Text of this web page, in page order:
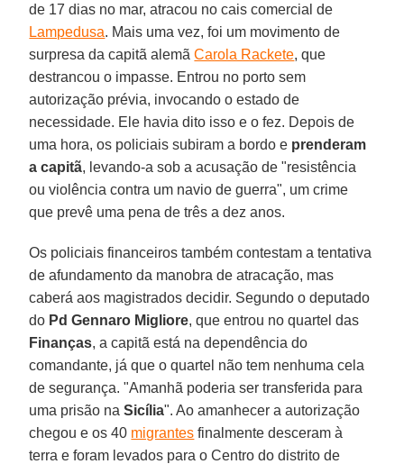
de 17 dias no mar, atracou no cais comercial de
Lampedusa. Mais uma vez, foi um movimento de
surpresa da capitã alemãCarola Rackete, que
destrancou o impasse. Entrou no porto sem
autorização prévia, invocando o estado de
necessidade. Ele havia dito isso e o fez. Depois de
uma hora, os policiais subiram a bordo e prenderam
a capitã, levando-a sob a acusação de "resistência
ou violência contra um navio de guerra", um crime
que prevê uma pena de três a dez anos.
Os policiais financeiros também contestam a tentativa
de afundamento da manobra de atracação, mas
caberá aos magistrados decidir. Segundo o deputado
do Pd Gennaro Migliore, que entrou no quartel das
Finanças, a capitã está na dependência do
comandante, já que o quartel não tem nenhuma cela
de segurança. "Amanhã poderia ser transferida para
uma prisão naSicília". Ao amanhecer a autorização
chegou e os 40 migrantes finalmente desceram à
terra e foram levados para o Centro do distrito de